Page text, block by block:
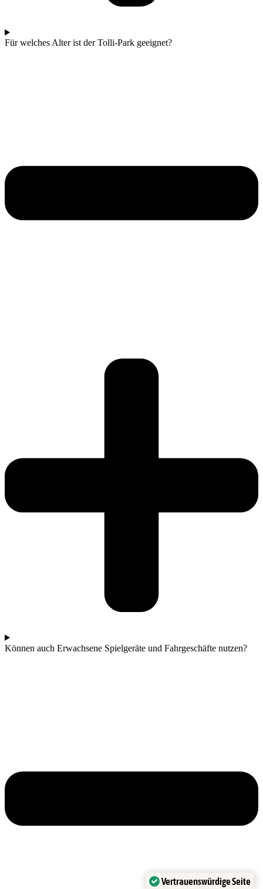
Für welches Alter ist der Tolli-Park geeignet?
Können auch Erwachsene Spielgeräte und Fahrgeschäfte nutzen?
Vertrauenswürdige Seite